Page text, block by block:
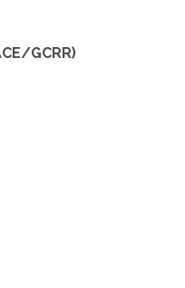
GCRR)